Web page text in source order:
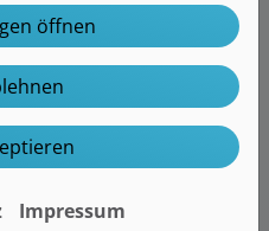
öffnen
Impressum